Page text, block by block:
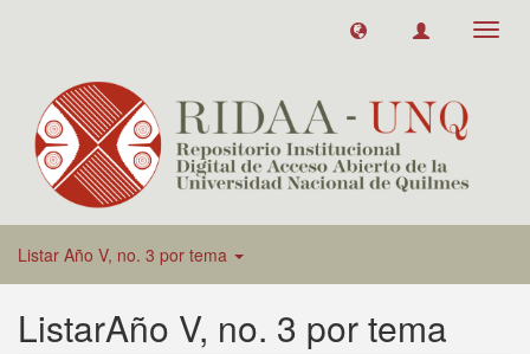
Listar Año V, no. 3 por tema
ListarAño V, no. 3 por tema